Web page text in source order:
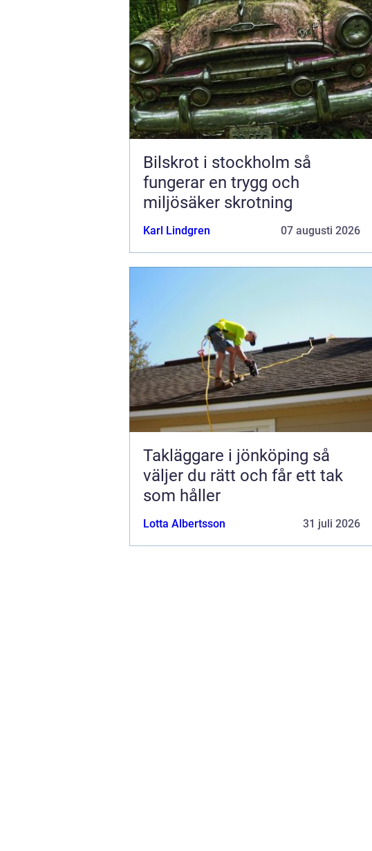
Bilskrot i stockholm så
fungerar en trygg och
miljösäker skrotning
Karl Lindgren 07 augusti 2026
Takläggare i jönköping så
väljer du rätt och får ett tak
som håller
Lotta Albertsson 31 juli 2026